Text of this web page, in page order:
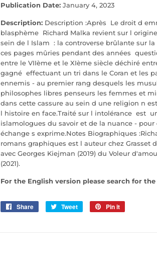
Publication Date: January 4, 2023
Description: Description :Après Le droit d
blasphème Richard Malka revient sur l
sein de l Islam : la controverse brûlante sur
ces pages mûries pendant des années
entre le VIIème et le XIème siècle déchiré
gagné effectuant un tri dans le Coran et les
ennemis - au premier rang desquels les
philosophes libres penseurs les femmes et
dans cette cassure au sein d une religion n
l histoire en face.Traité sur l intolérance est
islamologues du savoir et de la nuance -
échange s exprime.Notes Biographiques
romans graphiques est l auteur chez Grasset
avec Georges Kiejman (2019) du Voleur
(2021).
For the English version please search for
Share
Share
Tweet
Tweet
Pin it